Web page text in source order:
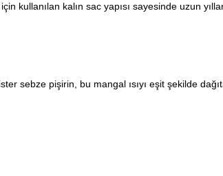
kullanılan kalın sac yapısı sayesinde uzun
sebze pişirin, bu mangal ısıyı eşit şekilde